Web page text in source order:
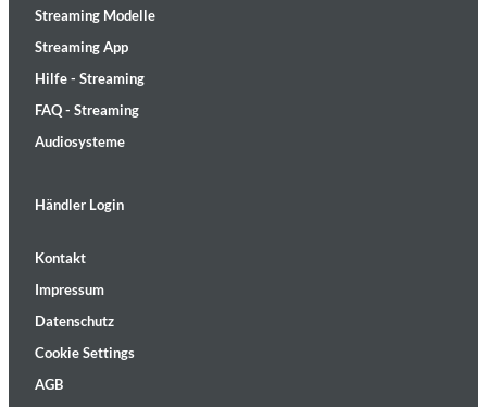
Streaming Modelle
Streaming App
Hilfe - Streaming
FAQ - Streaming
Audiosysteme
Händler Login
Kontakt
Impressum
Datenschutz
Cookie Settings
AGB